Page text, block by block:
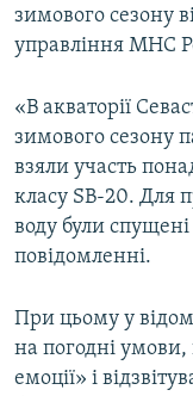
Усі сайти RFE/
зимового сезону
управління МНС
«В акваторії
зимового сезону
взяли участь
класу SB-20. Для
воду були
повідомленні.
При цьому у
на погодні умови,
емоції» і